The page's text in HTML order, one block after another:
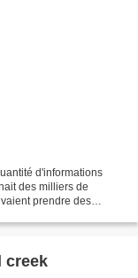
d'informations
des milliers de
prendre des
creek